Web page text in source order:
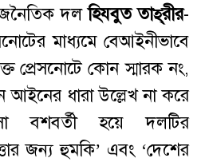
দলহিযবুত তাহ্‌রীর-
মাধ্যমে বেআইনীভাবে
প্রেসনোটে কোন স্মারক নং,
ধারা উল্লেখ না করে
বশবর্তী হয়ে দলটির
জন্য হুমকি’ এবং ‘দেশের